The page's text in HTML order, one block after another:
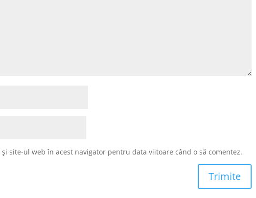
site-ul web în acest navigator pentru data viitoare când o să comentez.